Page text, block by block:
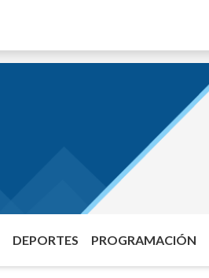
DEPORTES PROGRAMACIÓN